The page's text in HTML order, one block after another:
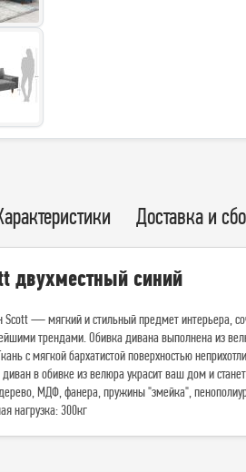
Доставка и
двухместный синий
Scott — мягкий и стильный предмет интерьера,
трендами. Обивка дивана выполнена из
с мягкой бархатистой поверхностью
диван в обивке из велюра украсит ваш дом и
МДФ, фанера, пружины "змейка",
нагрузка: 300кг